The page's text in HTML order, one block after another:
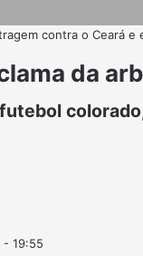
contra o Ceará e
da
19:55